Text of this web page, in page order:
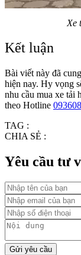
Xe
Kết luận
Bài viết này đã
hiện nay. Hy vọng
nhu cầu mua xe tải
theo Hotline
TAG :
CHIA SẺ :
Yêu cầu tư
Gửi yêu cầu